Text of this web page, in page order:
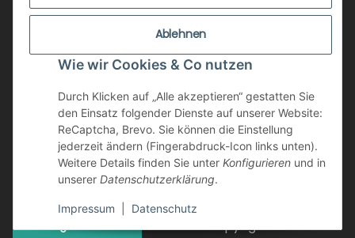
Ablehnen
Wie wir Cookies & Co nutzen
Durch Klicken auf „Alle akzeptieren“ gestatten Sie
den Einsatz folgender Dienste auf unserer Website:
ReCaptcha, Brevo. Sie können die Einstellung
jederzeit ändern (Fingerabdruck-Icon links unten).
Weitere Details finden Sie unter Konfigurieren und in
unserer Datenschutzerklärung.
Impressum Datenschutz
ZUSTANDSBEWERTUNG
ZAHLUNGSMÖGLICHKEITEN
AGB
WIDERRUFSRECHT
DATENSCHUTZ
NEWSLETTER
Vertrag widerrufen Copyright © retrotain